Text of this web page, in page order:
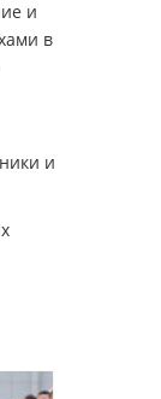
и
в
и